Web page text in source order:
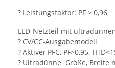
? Leistungsfaktor: PF > 0,96
LED-Netzteil mit
? CV/CC-Ausgabemodell
? Aktiver PFC, PF>0,95,
? Ultradünne Größe, Breite